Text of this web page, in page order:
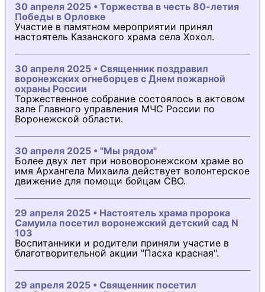
30 апреля 2025 • Торжества в честь 80-летия
Победы в Орловке
Участие в памятном мероприятии принял
настоятель Казанского храма села Хохол.
30 апреля 2025 • Священник поздравил
воронежских огнеборцев с Днем пожарной
охраны России
Торжественное собрание состоялось в актовом
зале Главного управления МЧС России по
Воронежской области.
30 апреля 2025 • "Мы рядом"
Более двух лет при нововоронежском храме во
имя Архангела Михаила действует волонтерское
движение для помощи бойцам СВО.
29 апреля 2025 • Настоятель храма пророка
Самуила посетил воронежский детский сад N
103
Воспитанники и родители приняли участие в
благотворительной акции "Пасха красная".
29 апреля 2025 • Священник посетил